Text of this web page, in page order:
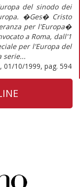
del sinodo dei
�Ges� Cristo
per l'Europa�
a Roma, dall'1
per l'Europa del
serie...
10/1999, pag. 594